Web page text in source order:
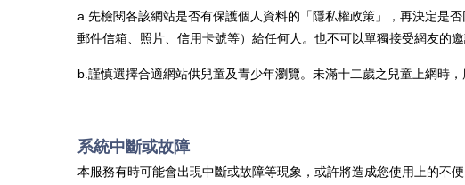
a.先檢閱各該網站是否有保護個人資料的「隱私權政策」，再決定是
郵件信箱、照片、信用卡號等）給任何人。也不可以單獨接受網友的
b.謹慎選擇合適網站供兒童及青少年瀏覽。未滿十二歲之兒童上網時
系統中斷或故障
本服務有時可能會出現中斷或故障等現象，或許將造成您使用上的不